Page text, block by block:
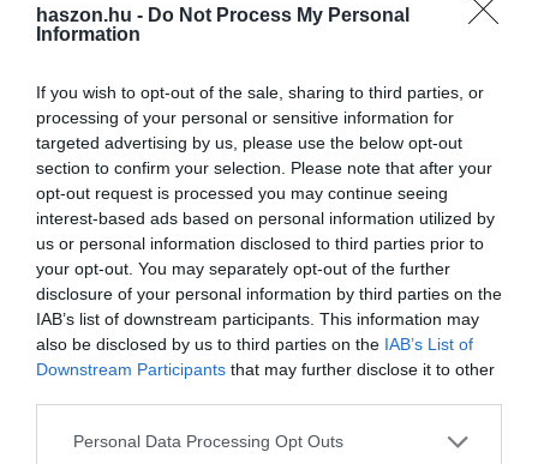
haszon.hu - Do Not Process My Personal
Information
If you wish to opt-out of the sale, sharing to third parties, or
processing of your personal or sensitive information for
targeted advertising by us, please use the below opt-out
section to confirm your selection. Please note that after your
opt-out request is processed you may continue seeing
interest-based ads based on personal information utilized by
us or personal information disclosed to third parties prior to
your opt-out. You may separately opt-out of the further
disclosure of your personal information by third parties on the
IAB’s list of downstream participants. This information may
also be disclosed by us to third parties on the IAB’s List of
Downstream Participants that may further disclose it to other
Please note that this website/app uses one or more Google
Personal Data Processing Opt Outs
VG)
Olvasd el ezt is!
Rejtett kincsek az Adrián: 6 eldugott horvát strand,
amit imádni fogsz
Tízezreket bukhatunk a nyaraláson: 5 rejtett
pénzügyi csapda
Ennyibe kerülhet idén a horvát tengerparti
nyaralás